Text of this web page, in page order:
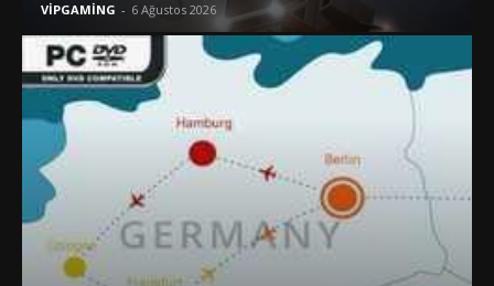
VİPGAMİNG - 6 Ağustos 2026